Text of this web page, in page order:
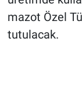
mazot Özel
tutulacak.